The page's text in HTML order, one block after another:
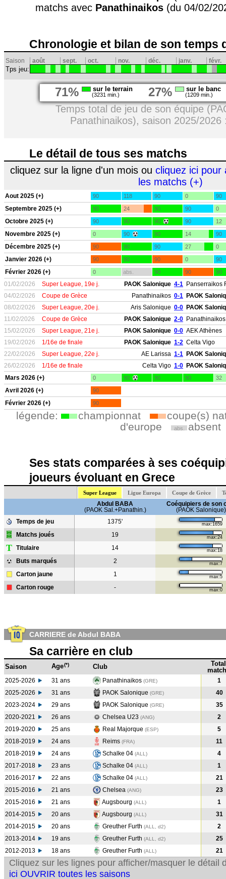
matchs avec Panathinaikos (du 04/02/
Chronologie et bilan de son temps
Saison août sept. oct. nov. déc. janv. févr.
Tps jeu:
71% sur le terrain
(3231 min.) 27% sur le banc
(1209 min.)
Temps total de jeu de son équipe
Panathinaikos), saison 2025/2026
Le détail de tous ses matchs
cliquez sur la ligne d'un mois ou cliquez ici pour
les matchs (+)
Aout 2025 (+) 90 118 90 0 90
Septembre 2025 (+) 90 24 90 90 0
Octobre 2025 (+) 90 90 90 90 12
Novembre 2025 (+) 0 90 90 14 90
Décembre 2025 (+) 90 90 90 27 0
Janvier 2026 (+) 90 90 90 0 90
Février 2026 (+) 0 abs. 90 90 90
01/02/2026 Super League, 19e j. PAOK Salonique 4-1 Panserraikos
04/02/2026
Coupe de Grèce Panathinaikos 0-1 PAOK
08/02/2026
Super League, 20e j. Aris Salonique 0-0 PAOK
11/02/2026
Coupe de Grèce PAOK Salonique 2-0 Panathinaikos
15/02/2026
Super League, 21e j. PAOK Salonique 0-0 AEK Athènes
19/02/2026
1/16e de finale PAOK Salonique 1-2 Celta Vigo
22/02/2026
Super League, 22e j. AE Larissa 1-1 PAOK
26/02/2026
1/16e de finale Celta Vigo 1-0 PAOK
Mars 2026 (+)
0 90 90 90 32
Avril 2026 (+) 90
Février 2026 (+) 90
légende: championnat
coupe(s)
d'europe
abs. absent
Ses stats comparées à ses
joueurs évoluant en Grece
Super League Ligue Europa Coupe de Grèce
Abdul BABA
(PAOK Sal.+Panathin.)
Coéquipiers de son
(PAOK Salonique)
Temps de jeu
1375' max:1659
Matchs joués 19 max:24
T Titulaire 14 max:18
Buts marqués 2 max:7
Carton jaune 1 max:5
Carton rouge - max:0
CARRIERE de Abdul BABA
Sa carrière en club
Saison Age(*) Club
Total
2025-2026 31 ans Panathinaikos (GRE)
1
2025-2026
31 ans PAOK Salonique (GRE)
40
2023-2024
29 ans PAOK Salonique (GRE)
35
2020-2021
26 ans Chelsea U23 (ANG)
2
2019-2020
25 ans Real Majorque (ESP)
5
2018-2019
24 ans Reims (FRA)
11
2018-2019
24 ans Schalke 04 (ALL )
4
2017-2018
23 ans Schalke 04 (ALL )
1
2016-2017
22 ans Schalke 04 (ALL )
21
2015-2016
21 ans Chelsea (ANG)
23
2015-2016
21 ans Augsbourg (ALL )
1
2014-2015
20 ans Augsbourg (ALL )
31
2014-2015
20 ans Greuther Furth (ALL, d2)
2
2013-2014
19 ans Greuther Furth (ALL, d2)
25
2012-2013
18 ans Greuther Furth (ALL ) 21
Cliquez sur les lignes pour afficher/masquer le détail
ici OUVRIR toutes les saisons